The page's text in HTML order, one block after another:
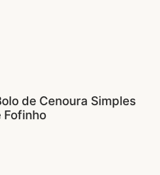
de Cenoura Simples
Fofinho